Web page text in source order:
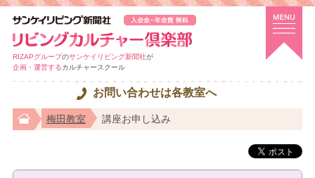
RIZAPグループのサンケイリビング新聞社が
企画・運営するカルチャースクール
お問い合わせは各教室へ
梅田教室 講座お申し込み